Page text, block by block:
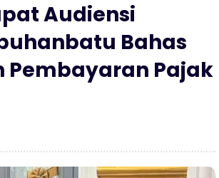
Audiensi
Bahas
Pajak